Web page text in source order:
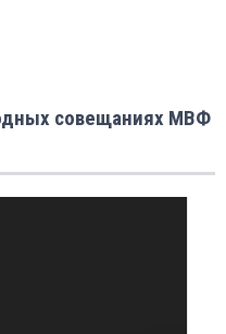
совещаниях МВФ